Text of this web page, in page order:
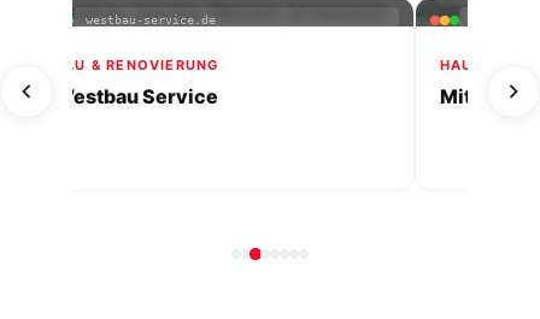
mitherzimalltag-ihrehaushaltshilfe.de
HAUSHALTSHILFE & PFLEGE
Mit Herz im Alltag
villa-
Villa Gradini